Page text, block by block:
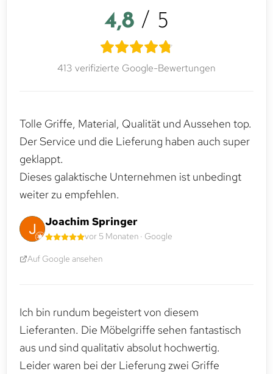
4,8 / 5
413 verifizierte Google-Bewertungen
Tolle Griffe, Material, Qualität und Aussehen top.
Der Service und die Lieferung haben auch super
geklappt.
Dieses galaktische Unternehmen ist unbedingt
weiter zu empfehlen.
Joachim Springer
vor 5 Monaten · Google
Auf Google ansehen
Ich bin rundum begeistert von diesem
Lieferanten. Die Möbelgriffe sehen fantastisch
aus und sind qualitativ absolut hochwertig.
Leider waren bei der Lieferung zwei Griffe